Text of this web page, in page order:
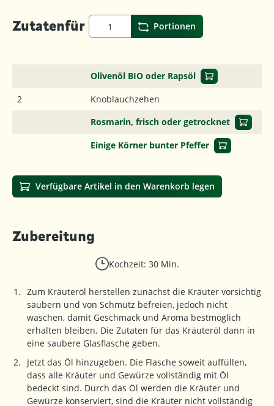
Zutatenfür Portionen
Olivenöl BIO oder Rapsöl
2
Knoblauchzehen
Rosmarin, frisch oder getrocknet
Einige Körner bunter Pfeffer
Verfügbare Artikel in den Warenkorb legen
Zubereitung
Kochzeit: 30 Min.
Zum Kräuteröl herstellen zunächst die Kräuter vorsichtig
säubern und von Schmutz befreien, jedoch nicht
waschen, damit Geschmack und Aroma bestmöglich
erhalten bleiben. Die Zutaten für das Kräuteröl dann in
eine saubere Glasflasche geben.
Jetzt das Öl hinzugeben. Die Flasche soweit auffüllen,
dass alle Kräuter und Gewürze vollständig mit Öl
bedeckt sind. Durch das Öl werden die Kräuter und
Gewürze konserviert, sind die Kräuter nicht vollständig